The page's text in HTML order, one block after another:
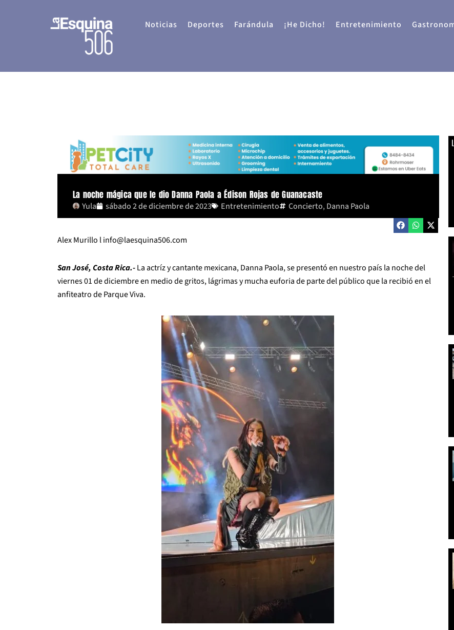
Noticias Deportes Farándula ¡He Dicho! Entretenimiento
La noche mágica que le dio Danna Paola a Édison Rojas de Guanacaste
Yula sábado 2 de diciembre de 2023 Entretenimiento Concierto,Danna Paola
Alex Murillo l info@laesquina506.com
San José, Costa Rica.-La actríz y cantante mexicana, Danna Paola, se presentó en nuestro país la noche del
viernes 01 de diciembre en medio de gritos, lágrimas y mucha euforia de parte del público que la recibió en el
anfiteatro deParque Viva.